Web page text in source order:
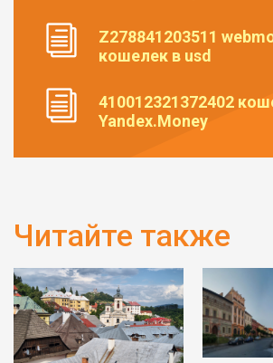
Z278841203511
кошелек в usd
410012321372402
Yandex.Money
Читайте также